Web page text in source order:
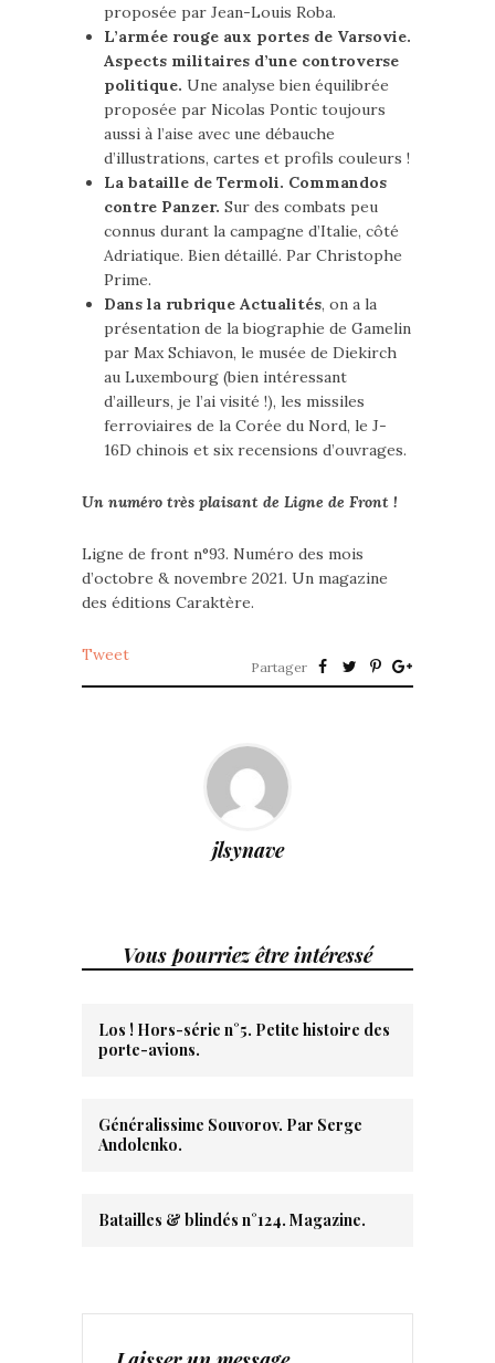
proposée par Jean-Louis Roba.
L’armée rouge aux portes de Varsovie.
Aspects militaires d’une controverse
politique. Une analyse bien équilibrée
proposée par Nicolas Pontic toujours
aussi à l’aise avec une débauche
d’illustrations, cartes et profils couleurs !
La bataille de Termoli. Commandos
contre Panzer. Sur des combats peu
connus durant la campagne d’Italie, côté
Adriatique. Bien détaillé. Par Christophe
Prime.
Dans la rubrique Actualités, on a la
présentation de la biographie de Gamelin
par Max Schiavon, le musée de Diekirch
au Luxembourg (bien intéressant
d’ailleurs, je l’ai visité !), les missiles
ferroviaires de la Corée du Nord, le J-
16D chinois et six recensions d’ouvrages.
Un numéro très plaisant de Ligne de Front !
Ligne de front n°93. Numéro des mois
d’octobre & novembre 2021. Un magazine
des éditions Caraktère.
Tweet
Partager
jlsynave
Vous pourriez être intéressé
Los ! Hors-série n°5. Petite histoire des
porte-avions.
Généralissime Souvorov. Par Serge
Andolenko.
Batailles & blindés n°124. Magazine.